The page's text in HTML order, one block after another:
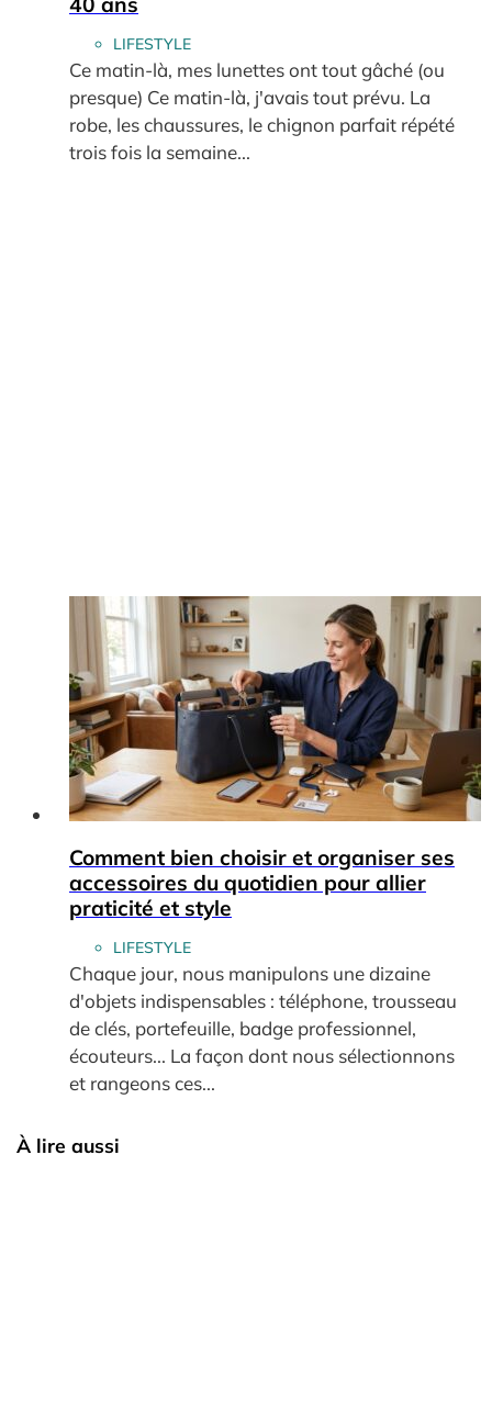
LIFESTYLE
Ce matin-là, mes lunettes ont tout gâché (ou
presque) Ce matin-là, j'avais tout prévu. La
robe, les chaussures, le chignon parfait répété
trois fois la semaine...
Comment bien choisir et organiser ses
accessoires du quotidien pour allier
praticité et style
LIFESTYLE
Chaque jour, nous manipulons une dizaine
d'objets indispensables : téléphone, trousseau
de clés, portefeuille, badge professionnel,
écouteurs... La façon dont nous sélectionnons
et rangeons ces...
À lire aussi